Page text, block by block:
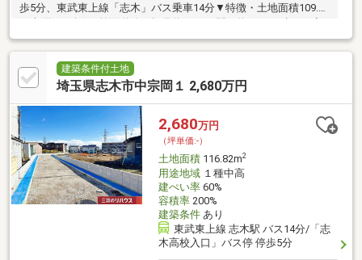
歩5分、東武東上線「志木」バス乗車14分▼特徴・土地面積109.78
平米(約33.2坪)・前面道路は幅員約4.5m、間口約7.6m・建ぺい率
60%、容積率200%・多彩な建築プランを検討可能な整形地▼周辺
環境・ダイケーストアー 徒歩5分(約350m)・マミーマート上宗岡
店 徒歩6分(約420m)・ドラッグ・エース宗岡店 徒歩6分(約
440m)・志木市立宗岡第四小学校 徒歩9分(約660m)■ ご希望の住
はお気軽にお問い合わせください。
建築条件付土地
埼玉県志木市中宗岡１ 2,680万円
2,680万円
（坪単価:-）
土地面積116.82m2
用途地域１種中高
建ぺい率60%
容積率200%
建築条件あり
東武東上線 志木駅 バス14分/「志
木高校入口」バス停 停歩5分